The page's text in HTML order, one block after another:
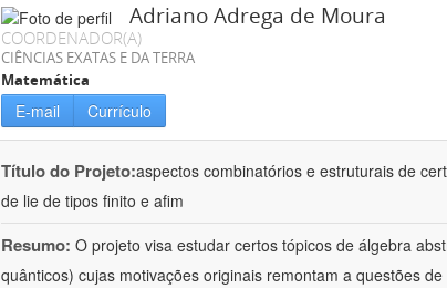
Adriano Adrega de Moura
COORDENADOR(A)
CIÊNCIAS EXATAS E DA TERRA
Matemática
E-mail Currículo
Título do Projeto:aspectos combinatórios e estruturais de
de lie de tipos finito e afim
Resumo: O projeto visa estudar certos tópicos de álgebra
quânticos) cujas motivações originais remontam a questões